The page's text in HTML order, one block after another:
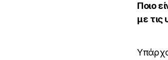
Ποιο
με